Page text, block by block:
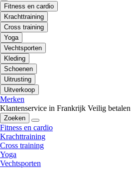
Fitness en cardio
Krachttraining
Cross training
Yoga
Vechtsporten
Kleding
Schoenen
Uitrusting
Uitverkoop
Merken
Klantenservice in Frankrijk Veilig betalen
Zoeken
Fitness en cardio
Krachttraining
Cross training
Yoga
Vechtsporten